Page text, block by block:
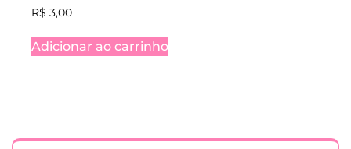
R$ 3,00
Adicionar ao carrinho